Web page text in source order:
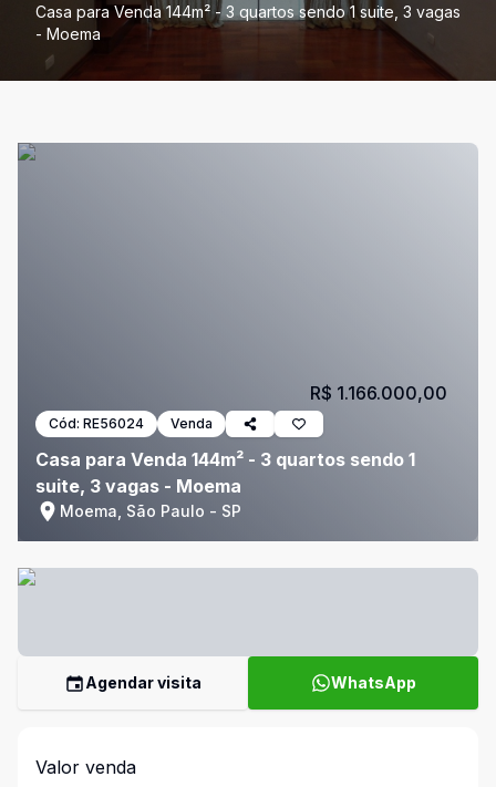
Casa para Venda 144m² - 3 quartos sendo 1 suite, 3 vagas
- Moema
Cód: RE56024 Venda
Casa para Venda 144m² - 3 quartos sendo 1
suite, 3 vagas - Moema
Moema, São Paulo - SP
R$ 1.166.000,00
Agendar visita WhatsApp
Valor venda